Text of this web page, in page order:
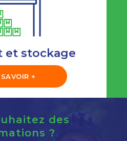
et stockage
SAVOIR +
des
?